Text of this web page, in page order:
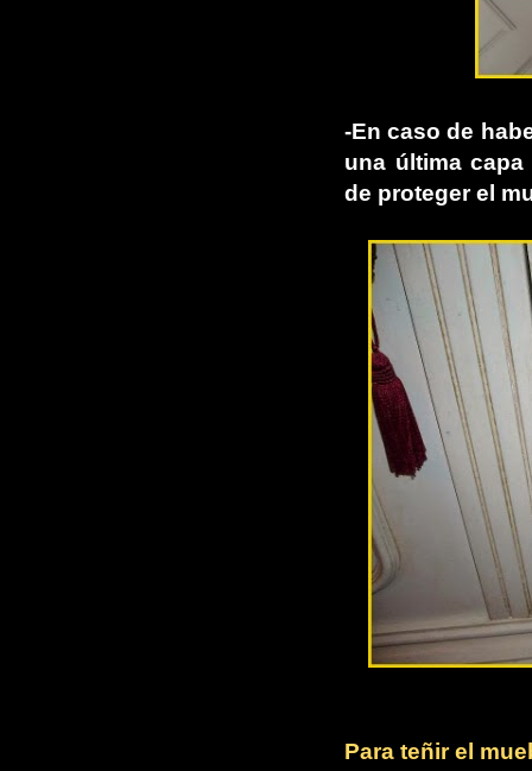
-En caso de
una última
de proteger el
Para teñir el